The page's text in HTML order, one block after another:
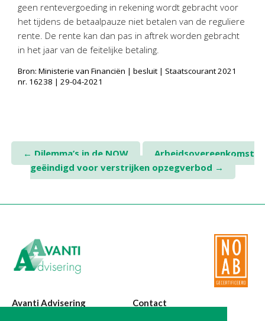
geen rentevergoeding in rekening wordt gebracht voor
het tijdens de betaalpauze niet betalen van de reguliere
rente. De rente kan dan pas in aftrek worden gebracht
in het jaar van de feitelijke betaling.
Bron: Ministerie van Financiën | besluit | Staatscourant 2021
nr. 16238 | 29-04-2021
Post
navigation
← Dilemma’s in de NOW
Arbeidsovereenkomst
geëindigd voor verstrijken opzegverbod →
Avanti Advisering Contact